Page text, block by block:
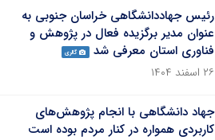
رئیس جهاددانشگاهی خراسان جنوبی به
عنوان مدیر برگزیده فعال در پژوهش و
فناوری استان معرفی شد
گالری
۲۶ اسفند ۱۴۰۴
جهاد دانشگاهی با انجام پژوهش‌های
کاربردی همواره در کنار مردم بوده است